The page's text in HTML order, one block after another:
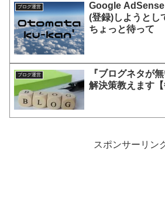
ブログ運営
Google
(登録)しようとし
ちょっと待って
ブログ運営
『ブログネタが
解決策教えます【
スポンサーリン